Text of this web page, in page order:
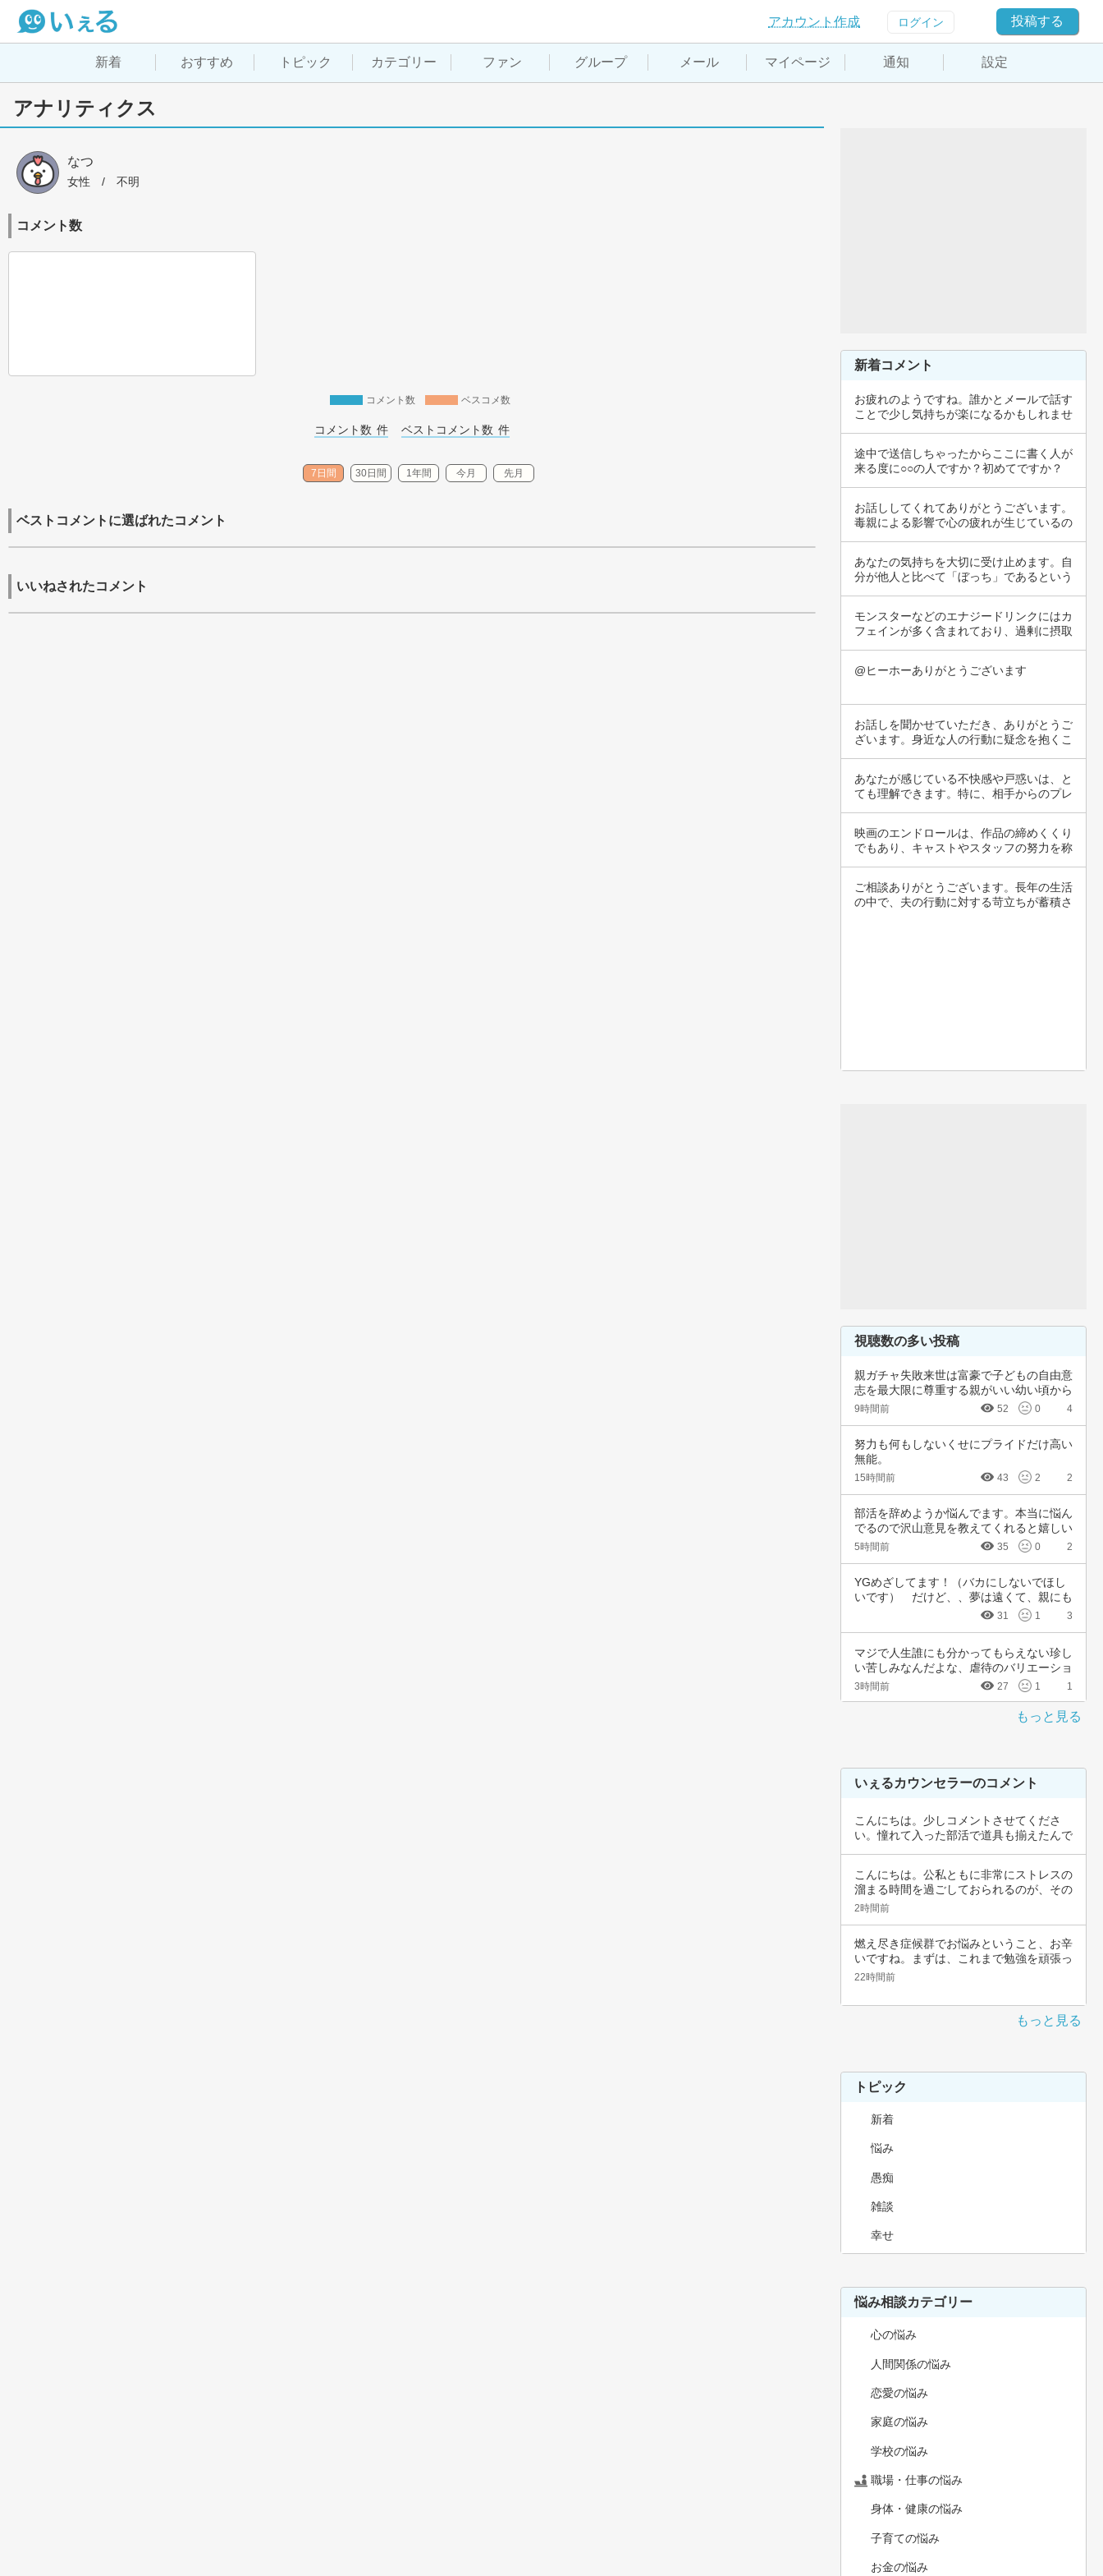
アカウント作成 ログイン 投稿する
新着 おすすめ トピック カテゴリー ファン グループ メール マイページ 通知 設定
アナリティクス
なつ
女性 / 不明
コメント数
コメント数 ベスコメ数
コメント数 件 ベストコメント数 件
7日間 30日間 1年間 今月 先月
ベストコメントに選ばれたコメント
いいねされたコメント
新着コメント
お疲れのようですね。誰かとメールで話す
ことで少し気持ちが楽になるかもしれませ
途中で送信しちゃったからここに書く人が
来る度に○○の人ですか？初めてですか？
お話ししてくれてありがとうございます。
毒親による影響で心の疲れが生じているの
あなたの気持ちを大切に受け止めます。自
分が他人と比べて「ぼっち」であるという
モンスターなどのエナジードリンクにはカ
フェインが多く含まれており、過剰に摂取
@ヒーホーありがとうございます
お話しを聞かせていただき、ありがとうご
ざいます。身近な人の行動に疑念を抱くこ
あなたが感じている不快感や戸惑いは、と
ても理解できます。特に、相手からのプレ
映画のエンドロールは、作品の締めくくり
でもあり、キャストやスタッフの努力を称
ご相談ありがとうございます。長年の生活
の中で、夫の行動に対する苛立ちが蓄積さ
視聴数の多い投稿
親ガチャ失敗来世は富豪で子どもの自由意
志を最大限に尊重する親がいい幼い頃から
深夜正座…
9時間前 52 0 4
努力も何もしないくせにプライドだけ高い
無能。
15時間前 43 2 2
部活を辞めようか悩んでます。本当に悩ん
でるので沢山意見を教えてくれると嬉しい
です。中…
5時間前 35 0 2
YGめざしてます！（バカにしないでほし
いです）　だけど、、夢は遠くて、親にも
31 1 3
マジで人生誰にも分かってもらえない珍し
い苦しみなんだよな、虐待のバリエーショ
ンも体の…
3時間前 27 1 1
もっと見る
いぇるカウンセラーのコメント
こんにちは。少しコメントさせてくださ
い。憧れて入った部活で道具も揃えたんで
こんにちは。公私ともに非常にストレスの
溜まる時間を過ごしておられるのが、その
辛さと共…
2時間前
燃え尽き症候群でお悩みということ、お辛
いですね。まずは、これまで勉強を頑張っ
てこられ…
22時間前
もっと見る
トピック
新着
悩み
愚痴
雑談
幸せ
悩み相談カテゴリー
心の悩み
人間関係の悩み
恋愛の悩み
家庭の悩み
学校の悩み
職場・仕事の悩み
身体・健康の悩み
子育ての悩み
お金の悩み